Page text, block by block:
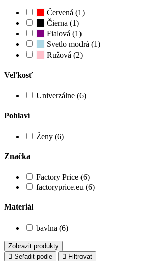
Červená (1)
Čierna (1)
Fialová (1)
Svetlo modrá (1)
Ružová (2)
Veľkosť
Univerzálne (6)
Pohlaví
Ženy (6)
Značka
Factory Price (6)
factoryprice.eu (6)
Materiál
bavlna (6)
Zobrazit produkty
Seřadit podle
Filtrovat